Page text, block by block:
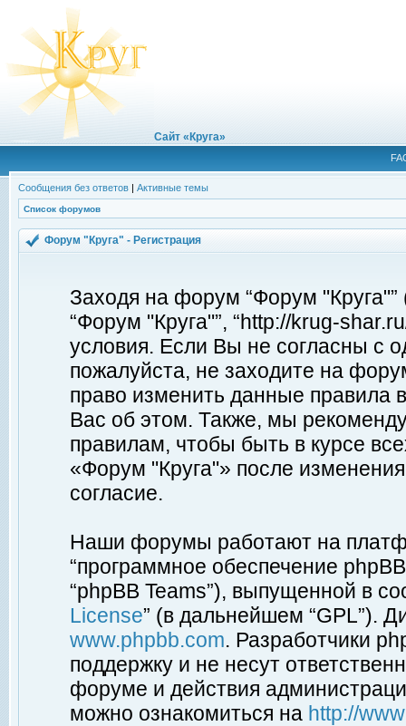
Сайт «Круга»
Сообщения без ответов | Активные темы
Список форумов
Форум "Круга" - Регистрация
Заходя на форум “Форум
“Форум "Круга"”, “http://krug-
условия. Если Вы не согласны с
пожалуйста, не заходите на
право изменить данные правила
Вас об этом. Также, мы
правилам, чтобы быть в курсе
«Форум "Круга"» после
согласие.
Наши форумы работают на
“программное обеспечение
“phpBB Teams”), выпущенной в
License” (в дальнейшем “GPL”).
www.phpbb.com. Разработчики
поддержку и не несут
форуме и действия
можно ознакомиться на http://